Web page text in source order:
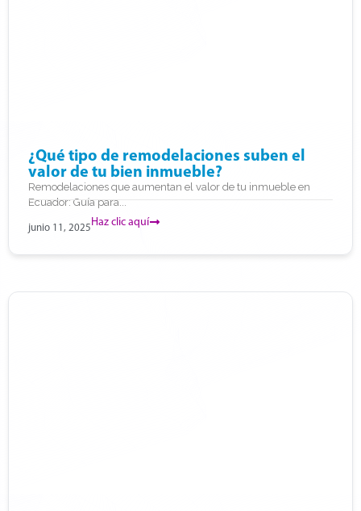
¿Qué tipo de remodelaciones suben el
valor de tu bien inmueble?
Remodelaciones que aumentan el valor de tu inmueble en
Ecuador: Guía para...
junio 11, 2025Haz clic aquí